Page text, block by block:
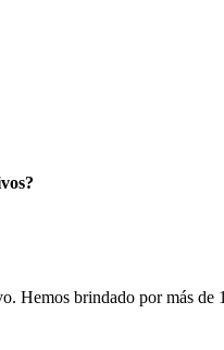
brindado por más de